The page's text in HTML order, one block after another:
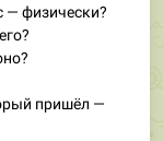
пришёл —
разделяют день,